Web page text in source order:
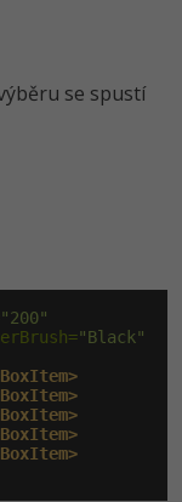
se spustí
"200"
"Black"